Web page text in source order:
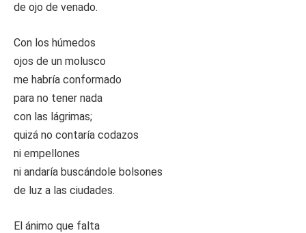
de ojo de venado.
Con los húmedos
ojos de un molusco
me habría conformado
para no tener nada
con las lágrimas;
quizá no contaría codazos
ni empellones
ni andaría buscándole bolsones
de luz a las ciudades.
El ánimo que falta